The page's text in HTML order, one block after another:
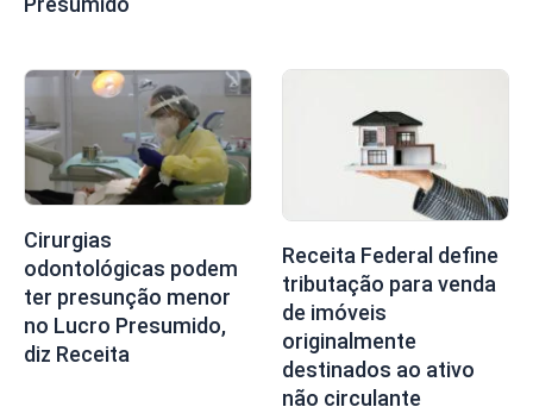
Cirurgias
odontológicas podem
ter presunção menor
no Lucro Presumido,
diz Receita
Receita Federal define
tributação para venda
de imóveis
originalmente
destinados ao ativo
não circulante